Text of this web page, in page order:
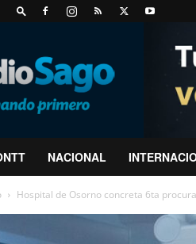
NACIONAL
Hospital de Osorno concreta 6ta